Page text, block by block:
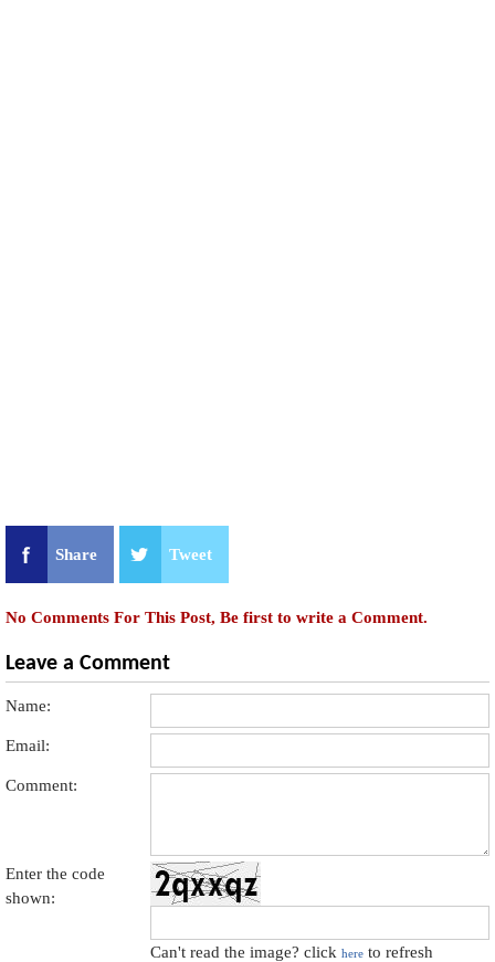
Share Tweet
No Comments For This Post, Be first to write a Comment.
Leave a Comment
Name:
Email:
Comment:
Enter the code
shown:
Can't read the image? clickhere to refresh